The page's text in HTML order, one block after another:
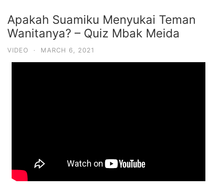
Apakah Suamiku Menyukai Teman
Wanitanya? – Quiz Mbak Meida
VIDEO · MARCH 6, 2021